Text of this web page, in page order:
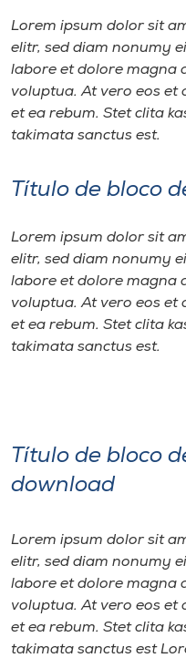
Lorem ipsum dolor sit
elitr, sed diam nonumy
labore et dolore magna
voluptua. At vero eos et
et ea rebum. Stet clita
takimata sanctus est.
Título de bloco
Lorem ipsum dolor sit
elitr, sed diam nonumy
labore et dolore magna
voluptua. At vero eos et
et ea rebum. Stet clita
takimata sanctus est.
Título de bloco
download
Lorem ipsum dolor sit
elitr, sed diam nonumy
labore et dolore magna
voluptua. At vero eos et
et ea rebum. Stet clita
takimata sanctus est